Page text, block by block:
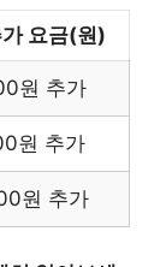
요금(원)
원 추가
원 추가
원 추가